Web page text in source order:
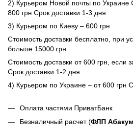
2) Курьером Новой почты по Украине
800 грн Срок доставки 1-3 дня
3) Курьером по Киеву – 600 грн
Стоимость доставки бесплатно, при
больше 15000 грн
Стоимость доставки от 600 грн, если
Срок доставки 1-2 дня
4) Курьером по Украине – от 600 грн
Оплата частями ПриватБанк
Безналичный расчет (ФЛП